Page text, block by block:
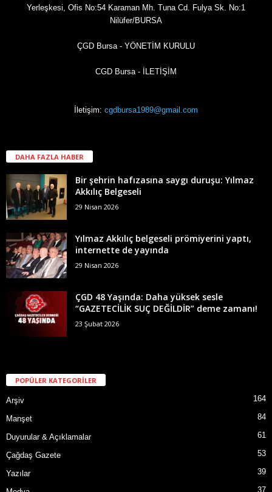
Yerleşkesi, Ofis No:54 Karaman Mh. Tuna Cd. Fulya Sk. No:1
Nilüfer/BURSA
ÇGD Bursa - YÖNETİM KURULU
CGD Bursa - İLETİŞİM
İletişim: cgdbursa1989@gmail.com
DAHA FAZLA HABER
Bir şehrin hafızasına saygı duruşu: Yılmaz
Akkılıç Belgeseli
29 Nisan 2026
Yılmaz Akkılıç belgeseli prömiyerini yaptı,
internette de yayında
29 Nisan 2026
ÇGD 48 Yaşında: Daha yüksek sesle
“GAZETECİLİK SUÇ DEĞİLDİR” deme zamanı!
23 Şubat 2026
POPÜLER KATEGORİLER
Arşiv 164
Manşet 84
Duyurular & Açıklamalar 61
Çağdaş Gazete 53
Yazılar 39
37